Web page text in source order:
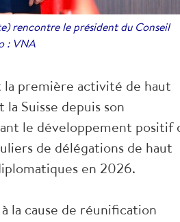
rencontre le président du Conseil
: VNA
première activité de haut
Suisse depuis son
le développement positif
de délégations de haut
en 2026.
la cause de réunification